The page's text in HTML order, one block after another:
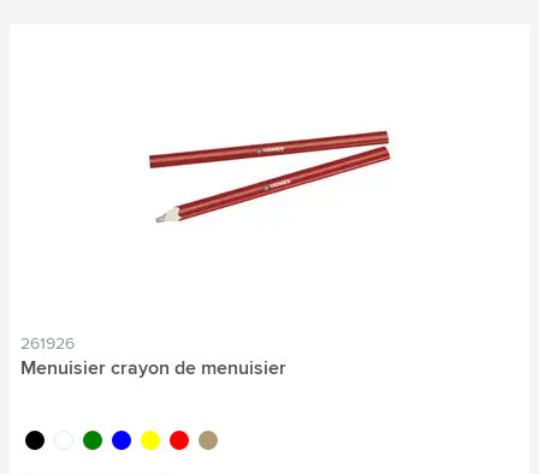
261926
Menuisier crayon de menuisier
noir blancvert bleu jaunerougebrun bois